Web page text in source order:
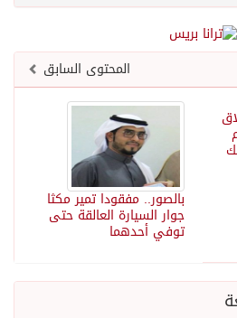
المحتوى السابق
بالصور.. مفقودا تمير مكثا
جوار السيارة العالقة حتى
توفي أحدهما